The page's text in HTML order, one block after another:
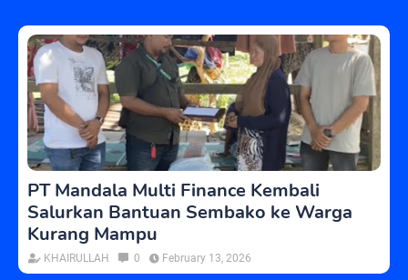
PT Mandala Multi Finance Kembali
Salurkan Bantuan Sembako ke Warga
Kurang Mampu
KHAIRULLAH 0 February 13, 2026